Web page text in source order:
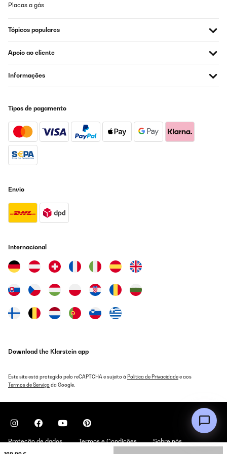
Inzwischen ist es so, dass das Paneel an der Wand installiert ist
ist sehr angenehm, wenn auch die Oberflächentemperatur fast
heiß werden kann, wir haben es hinter unserer Sitzecke montiert,
und Wand) und die Tatsache, dass auch die Rückseite etwas
wärmer abbekommt wird zum einen das Mauerwerk gewärmt,
Und warme Luft zirkuliert hinter dem Paneel wie in einem
Heizkörper, wodurch unsere anderen Heizkörper regelmäßig die
Temperatur reduzieren.Vom Gefühl ist es, wie wenn die Sonne
durch das Fenster scheint.Wir sind wirklich positiv überrascht,
die geringe Leistungsaufnahme und an Tagen, an denen es
draußen kalt ist aber die Sonne scheint, können wir mit unserem
Balkon Kraftwerk kostenlos Wärme erzeugen.Zu der
Temperatursensor auf 21 °C stelle und diesen circa 2 m vom
angenehm zu und ab, ohne dass es sich im Dauerbetrieb befindet
Also funktioniert auch dieses Teil in diesem Sinne. dies gibt mir
den Aufschluss, dass das Heizpaneel und der Thermostat sich
gegenseitig in der Nähe befinden müssen, um auch entsprechend
Amazon-Benutzer
Ho acquistato questo riscaldatore per il bagno,giacche non
dimensioni slim e dal fatto che si può applicare al muro..le mie
aspettative sono state ampiamente ripagate..fa presto calore e
Placas a gás
Tópicos populares
Apoio ao cliente
Informações
Tipos de pagamento
Envio
Internacional
Download the Klarstein app
Este site está protegido pelo reCAPTCHA e sujeito à Política de Privacidadee aos
Termos de Serviçoda Google.
Proteção de dados Termos e Condições Sobre nós